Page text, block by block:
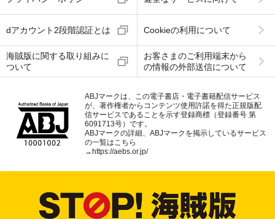
dアカウント2段階認証とは Cookieの利用について
海賊版に関する取り組みに
ついて
お客さまのご利用端末から
の情報の外部送信について
ABJマークは、この電子書店・電子書籍配信サービス
が、著作権者からコンテンツ使用許諾を得た正規版配
信サービスであることを示す登録商標（登録番号 第
6091713号）です。
ABJマークの詳細、ABJマークを掲示しているサービス
の一覧はこちら
→https://aebs.or.jp/